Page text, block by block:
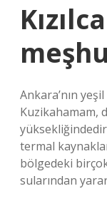
Ankara’nın
Kuzikahamam,
termal
bölgedeki
sularından